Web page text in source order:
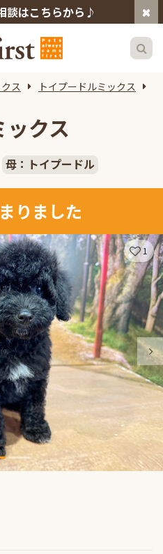
談はこちらから♪
ス トイプードルミックス
ックス
母：トイプードル
りました
1